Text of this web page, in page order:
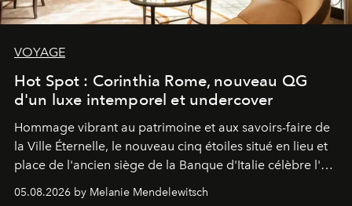
VOYAGE
Hot Spot : Corinthia Rome, nouveau QG
d'un luxe intemporel et undercover
Hommage vibrant au patrimoine et aux savoirs-faire de
la Ville Éternelle, le nouveau cinq étoiles situé en lieu et
place de l'ancien siège de la Banque d'Italie célèbre l'art
de vivre Romain dans toute son élégance intemporelle.
05.08.2026 by Melanie Mendelewitsch